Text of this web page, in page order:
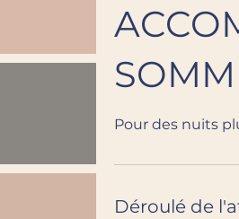
Pour des nuits
Déroulé de